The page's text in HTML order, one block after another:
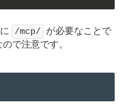
/mcp/
が必要なことで
で注意です。